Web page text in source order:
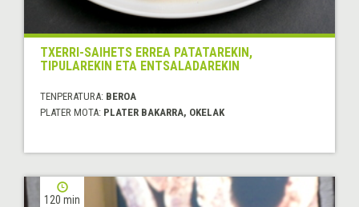
TXERRI-SAIHETS ERREA PATATAREKIN,
TIPULAREKIN ETA ENTSALADAREKIN
TENPERATURA: BEROA
PLATER MOTA: PLATER BAKARRA, OKELAK
120 min